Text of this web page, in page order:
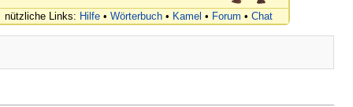
nützliche Links: Hilfe • Wörterbuch • Kamel • Forum • Chat